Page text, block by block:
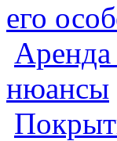
его
нюансы